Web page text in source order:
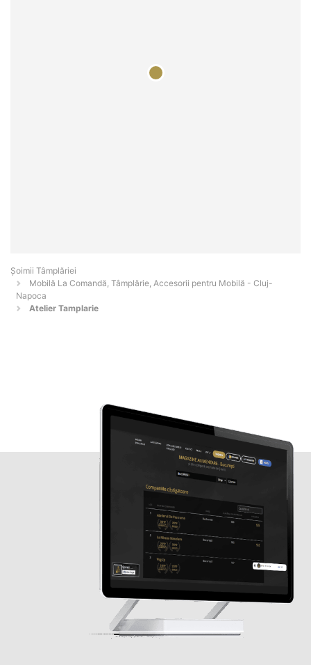
Șoimii Tâmplăriei
Mobilă La Comandă, Tâmplărie, Accesorii pentru Mobilă - Cluj-
Napoca
Atelier Tamplarie